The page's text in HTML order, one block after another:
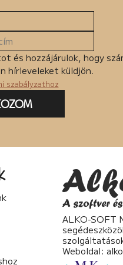
és hozzájárulok, hogy
hírleveleket küldjön.
szabályzathoz
ALKO-SOFT
Weboldal: